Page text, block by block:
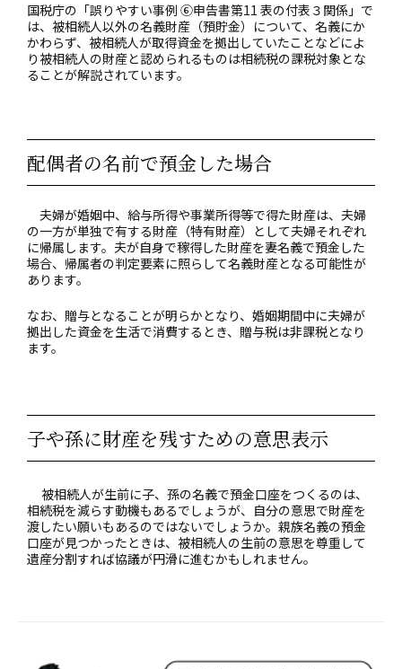
国税庁の「誤りやすい事例 ⑥申告書第11 表の付表３関係」で
は、被相続人以外の名義財産（預貯金）について、名義にか
かわらず、被相続人が取得資金を拠出していたことなどによ
り被相続人の財産と認められるものは相続税の課税対象とな
ることが解説されています。
配偶者の名前で預金した場合
夫婦が婚姻中、給与所得や事業所得等で得た財産は、夫婦
の一方が単独で有する財産（特有財産）として夫婦それぞれ
に帰属します。夫が自身で稼得した財産を妻名義で預金した
場合、帰属者の判定要素に照らして名義財産となる可能性が
あります。
なお、贈与となることが明らかとなり、婚姻期間中に夫婦が
拠出した資金を生活で消費するとき、贈与税は非課税となり
ます。
子や孫に財産を残すための意思表示
被相続人が生前に子、孫の名義で預金口座をつくるのは、
相続税を減らす動機もあるでしょうが、自分の意思で財産を
渡したい願いもあるのではないでしょうか。親族名義の預金
口座が見つかったときは、被相続人の生前の意思を尊重して
遺産分割すれば協議が円滑に進むかもしれません。